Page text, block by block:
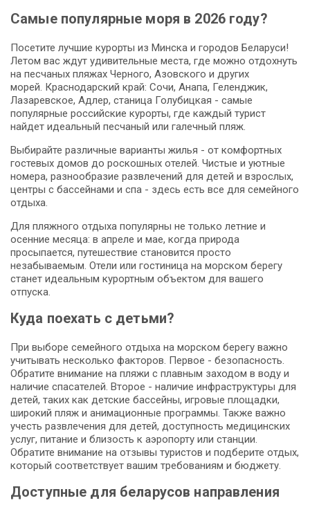
Самые популярные моря в 2026 году?
Посетите лучшие курорты из Минска и городов Беларуси!
Летом вас ждут удивительные места, где можно отдохнуть
на песчаных пляжах Черного, Азовского и других
морей. Краснодарский край: Сочи, Анапа, Геленджик,
Лазаревское, Адлер, станица Голубицкая - самые
популярные российские курорты, где каждый турист
найдет идеальный песчаный или галечный пляж.
Выбирайте различные варианты жилья - от комфортных
гостевых домов до роскошных отелей. Чистые и уютные
номера, разнообразие развлечений для детей и взрослых,
центры с бассейнами и спа - здесь есть все для семейного
отдыха.
Для пляжного отдыха популярны не только летние и
осенние месяца: в апреле и мае, когда природа
просыпается, путешествие становится просто
незабываемым. Отели или гостиница на морском берегу
станет идеальным курортным объектом для вашего
отпуска.
Куда поехать с детьми?
При выборе семейного отдыха на морском берегу важно
учитывать несколько факторов. Первое - безопасность.
Обратите внимание на пляжи с плавным заходом в воду и
наличие спасателей. Второе - наличие инфраструктуры для
детей, таких как детские бассейны, игровые площадки,
широкий пляж и анимационные программы. Также важно
учесть развлечения для детей, доступность медицинских
услуг, питание и близость к аэропорту или станции.
Обратите внимание на отзывы туристов и подберите отдых,
который соответствует вашим требованиям и бюджету.
Доступные для беларусов направления